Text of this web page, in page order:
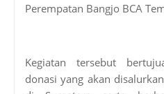
Perempatan Bangjo BCA
Kegiatan tersebut
donasi yang akan